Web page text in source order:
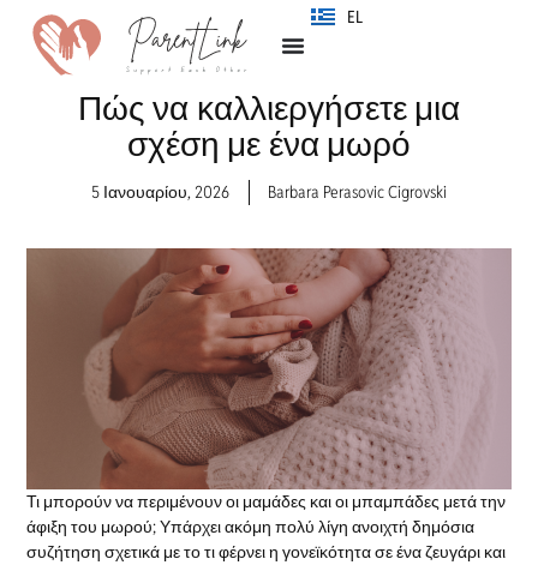
EL
SR
Πώς να καλλιεργήσετε μια
σχέση με ένα μωρό
5 Ιανουαρίου, 2026 Barbara Perasovic Cigrovski
Τι μπορούν να περιμένουν οι μαμάδες και οι μπαμπάδες μετά την
άφιξη του μωρού; Υπάρχει ακόμη πολύ λίγη ανοιχτή δημόσια
συζήτηση σχετικά με το τι φέρνει η γονεϊκότητα σε ένα ζευγάρι και